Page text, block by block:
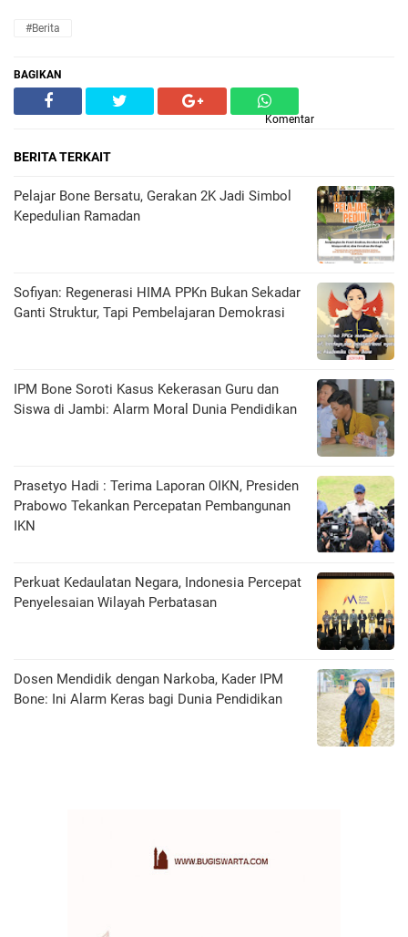
#Berita
BAGIKAN
Komentar
BERITA TERKAIT
Pelajar Bone Bersatu, Gerakan 2K Jadi Simbol
Kepedulian Ramadan
Sofiyan: Regenerasi HIMA PPKn Bukan Sekadar
Ganti Struktur, Tapi Pembelajaran Demokrasi
IPM Bone Soroti Kasus Kekerasan Guru dan
Siswa di Jambi: Alarm Moral Dunia Pendidikan
Prasetyo Hadi : Terima Laporan OIKN, Presiden
Prabowo Tekankan Percepatan Pembangunan
IKN
Perkuat Kedaulatan Negara, Indonesia Percepat
Penyelesaian Wilayah Perbatasan
Dosen Mendidik dengan Narkoba, Kader IPM
Bone: Ini Alarm Keras bagi Dunia Pendidikan